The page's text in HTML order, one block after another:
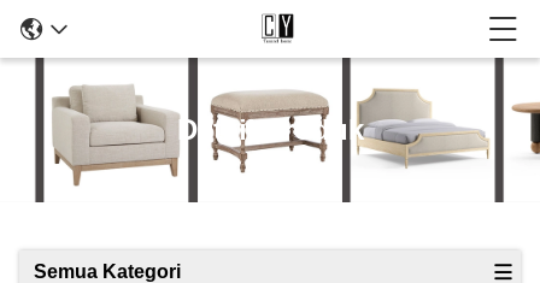
Detail Produk
Semua Kategori